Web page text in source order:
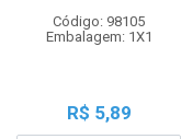
Código: 98105
Embalagem: 1X1
R$ 5,89